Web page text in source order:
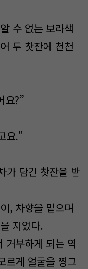
수 없는 보라색
두 찻잔에 천천
요?”
요."
가 담긴 찻잔을 받
, 차향을 맡으며
지었다.
거부하게 되는 역
르게 얼굴을 찡그